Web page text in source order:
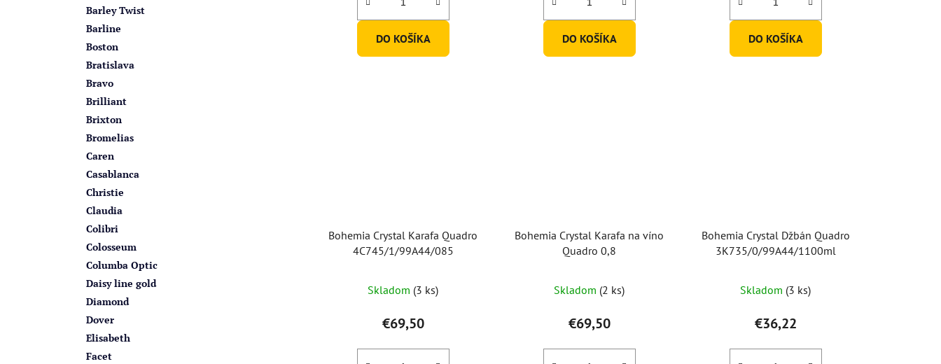
Barley Twist
Barline
Boston
Bratislava
Bravo
Brilliant
Brixton
Bromelias
Caren
Casablanca
Christie
Claudia
Colibri
Colosseum
Columba Optic
Daisy line gold
Diamond
Dover
Elisabeth
Facet
z
hviezdičiek.
DO KOŠÍKA DO KOŠÍKA
z
hviezdičiek.
DO KOŠÍKA
Bohemia Crystal Karafa Quadro
4C745/1/99A44/085
hodnotenie
produktu
je
5,0
Skladom (3 ks)
€69,50
Bohemia Crystal Karafa na víno
Quadro 0,8
Skladom (2 ks)
€69,50
Bohemia Crystal Džbán Quadro
3K735/0/99A44/1100ml
Skladom (3 ks)
€36,22